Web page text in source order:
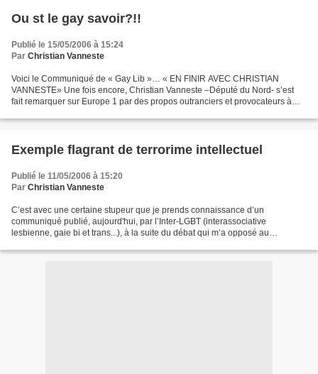
Ou st le gay savoir?!!
Publié le 15/05/2006 à 15:24
Par Christian Vanneste
Voici le Communiqué de « Gay Lib »… « EN FINIR AVEC CHRISTIAN
VANNESTE» Une fois encore, Christian Vanneste –Député du Nord- s’est
fait remarquer sur Europe 1 par des propos outranciers et provocateurs à
Exemple flagrant de terrorime intellectuel
Publié le 11/05/2006 à 15:20
Par Christian Vanneste
C’est avec une certaine stupeur que je prends connaissance d’un
communiqué publié, aujourd'hui, par l’Inter-LGBT (interassociative
lesbienne, gaie bi et trans...), à la suite du débat qui m’a opposé au